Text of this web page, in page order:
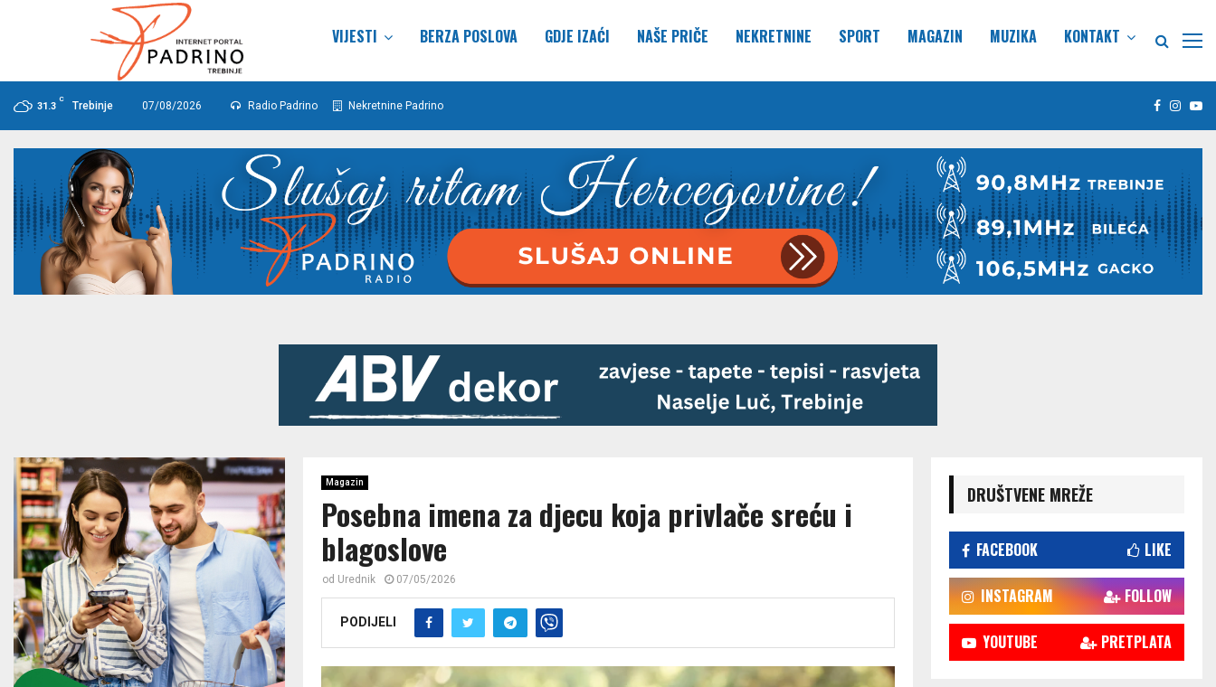
VIJESTI BERZA POSLOVA GDJE IZAĆI NAŠE PRIČE NEKRETNINE SPORT MAGAZIN MUZIKA KONTAKT
31.3
C
Trebinje 07/08/2026 Radio Padrino Nekretnine Padrino Facebook
Magazin
Posebna imena za djecu koja privlače sreću i
blagoslove
od Urednik 07/05/2026
PODIJELI
DRUŠTVENE MREŽE
FACEBOOK LIKE
INSTAGRAM FOLLOW
YOUTUBE PRETPLATA